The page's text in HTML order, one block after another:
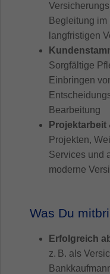
Begleitung
langfristigen
Sorgfältige
Einbringen
Bearbeitung
Projekten,
Services und
moderne
Was Du
Erfolgreich
z. B. als